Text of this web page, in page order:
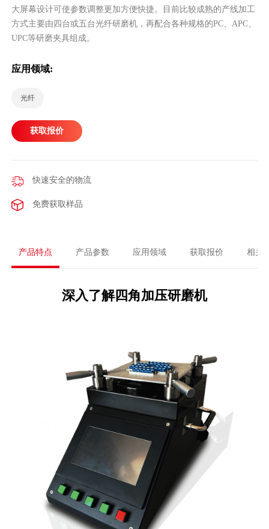
大屏幕设计可使参数调整更加方便快捷。目前比较成熟的产线加工
方式主要由四台或五台光纤研磨机，再配合各种规格的PC、APC、
UPC等研磨夹具组成。
应用领域:
光纤
获取报价
快速安全的物流
免费获取样品
产品特点 产品参数 应用领域 获取报价 相关
深入了解四角加压研磨机